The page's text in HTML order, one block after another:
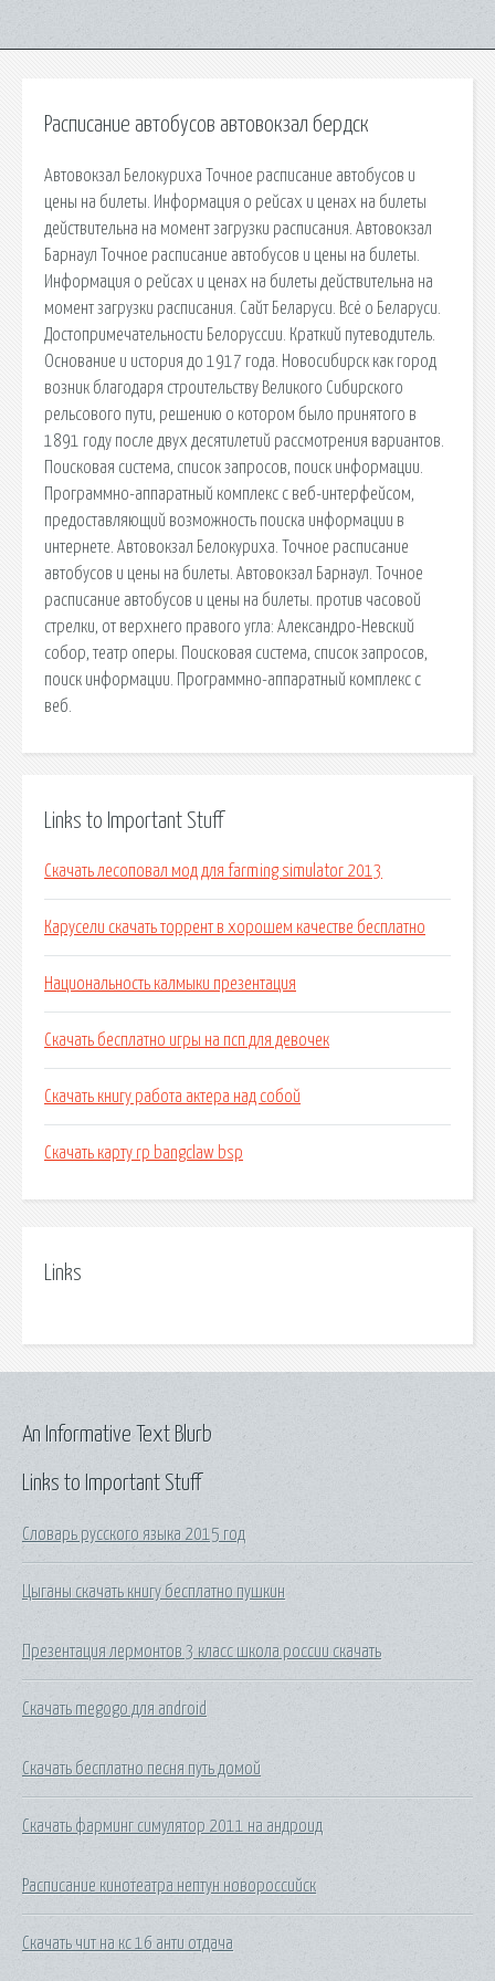
Расписание автобусов автовокзал бердск
Автовокзал Белокуриха Точное расписание автобусов и
цены на билеты. Информация о рейсах и ценах на билеты
действительна на момент загрузки расписания. Автовокзал
Барнаул Точное расписание автобусов и цены на билеты.
Информация о рейсах и ценах на билеты действительна на
момент загрузки расписания. Сайт Беларуси. Всё о Беларуси.
Достопримечательности Белоруссии. Краткий путеводитель.
Основание и история до 1917 года. Новосибирск как город
возник благодаря строительству Великого Сибирского
рельсового пути, решению о котором было принятого в
1891 году после двух десятилетий рассмотрения вариантов.
Поисковая сиcтема, список запросов, поиск информации.
Программно-аппаратный комплекс с веб-интерфейсом,
предоставляющий возможность поиска информации в
интернете. Автовокзал Белокуриха. Точное расписание
автобусов и цены на билеты. Автовокзал Барнаул. Точное
расписание автобусов и цены на билеты. против часовой
стрелки, от верхнего правого угла: Александро-Невский
собор, театр оперы. Поисковая сиcтема, список запросов,
поиск информации. Программно-аппаратный комплекс с
веб.
Links to Important Stuff
Скачать лесоповал мод для farming simulator 2013
Карусели скачать торрент в хорошем качестве бесплатно
Национальность калмыки презентация
Скачать бесплатно игры на псп для девочек
Скачать книгу работа актера над собой
Скачать карту rp bangclaw bsp
Links
Links to Important Stuff
Словарь русского языка 2015 год
Цыганы скачать книгу бесплатно пушкин
Презентация лермонтов 3 класс школа россии скачать
Скачать megogo для android
Скачать бесплатно песня путь домой
Скачать фарминг симулятор 2011 на андроид
Расписание кинотеатра нептун новороссийск
Скачать чит на кс 16 анти отдача
An Informative Text Blurb